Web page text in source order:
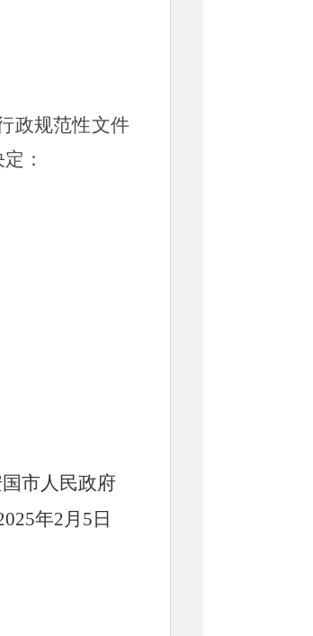
政规范性文件
：
市人民政府
年2月5日